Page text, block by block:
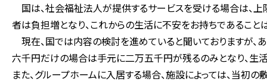
国は、社会福祉法人が提供するサービスを受ける場合は、上
者は負担増となり、これからの生活に不安をお持ちであること
現在、国では内容の検討を進めていると聞いておりますが、
六千円だけの場合は手元に二万五千円が残るのみとなり、生
また、グループホームに入居する場合、施設によっては、当